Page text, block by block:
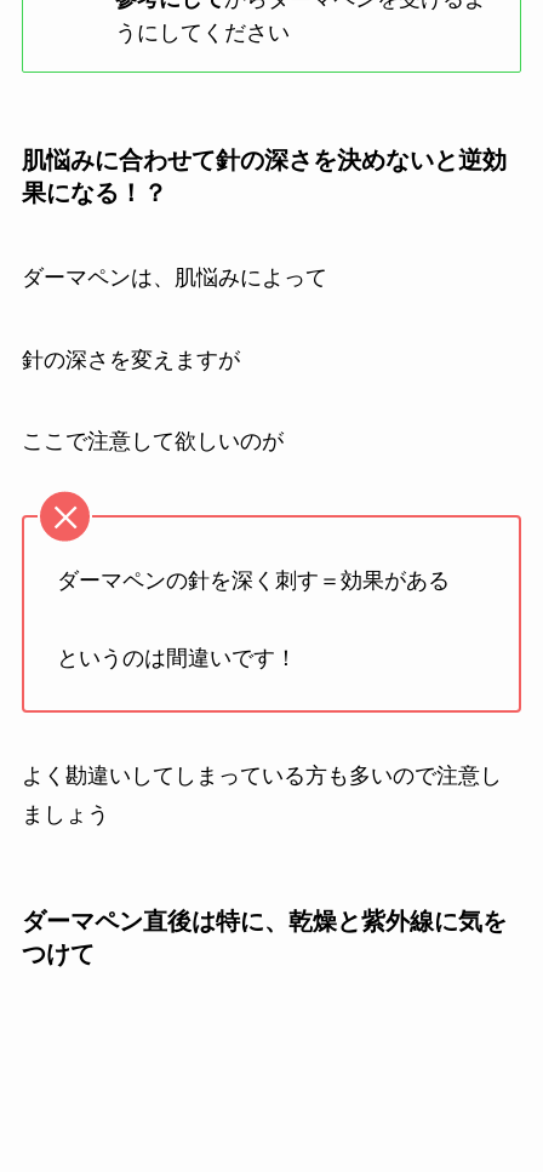
うにしてください
肌悩みに合わせて針の深さを決めないと逆効
果になる！？
ダーマペンは、肌悩みによって
針の深さを変えますが
ここで注意して欲しいのが
ダーマペンの針を深く刺す＝効果がある
というのは間違いです！
よく勘違いしてしまっている方も多いので注意し
ましょう
ダーマペン直後は特に、乾燥と紫外線に気を
つけて